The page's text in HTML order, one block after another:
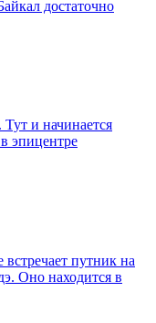
достаточно
и начинается
эпицентре
путник на
Оно находится в